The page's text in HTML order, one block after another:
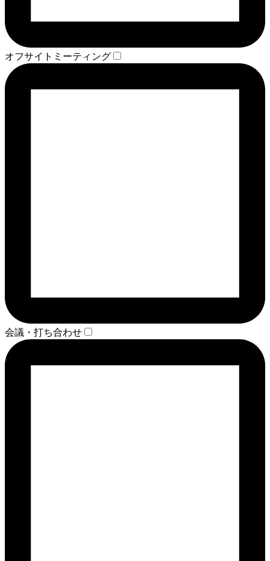
オフサイトミーティング
会議・打ち合わせ